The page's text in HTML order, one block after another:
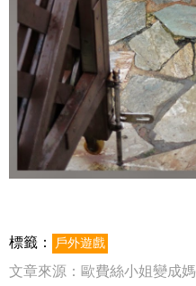
標籤： 戶外遊戲
文章來源： 歐費絲小姐變成媽